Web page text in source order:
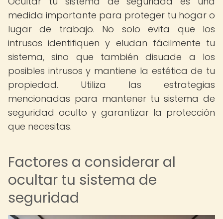
medida importante para proteger tu hogar o
lugar de trabajo. No solo evita que los
intrusos identifiquen y eludan fácilmente tu
sistema, sino que también disuade a los
posibles intrusos y mantiene la estética de tu
propiedad. Utiliza las estrategias
mencionadas para mantener tu sistema de
seguridad oculto y garantizar la protección
que necesitas.
Factores a considerar al
ocultar tu sistema de
seguridad